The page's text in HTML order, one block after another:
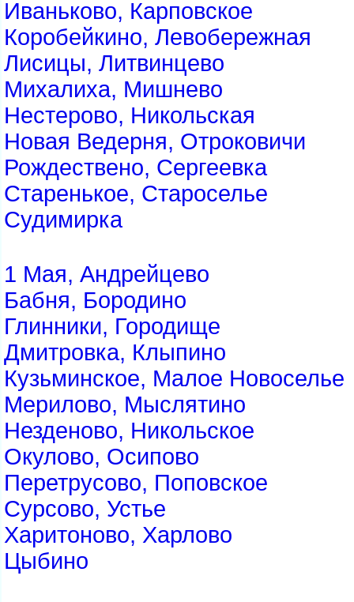
Иваньково, Карповское
Коробейкино, Левобережная
Лисицы, Литвинцево
Михалиха, Мишнево
Нестерово, Никольская
Новая Ведерня, Отроковичи
Рождествено, Сергеевка
Старенькое, Староселье
Судимирка
1 Мая, Андрейцево
Бабня, Бородино
Глинники, Городище
Дмитровка, Клыпино
Кузьминское, Малое Новоселье
Мерилово, Мыслятино
Незденово, Никольское
Окулово, Осипово
Перетрусово, Поповское
Сурсово, Устье
Харитоново, Харлово
Цыбино